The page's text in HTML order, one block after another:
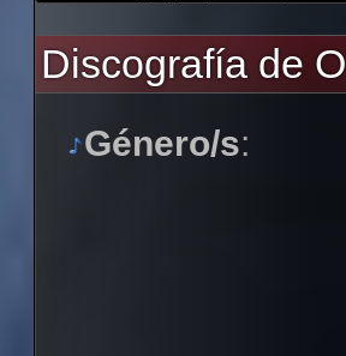
Discografía de
Género/s: